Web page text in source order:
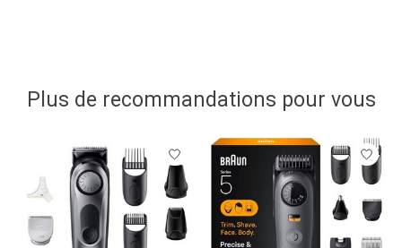
Plus de recommandations pour vous
Articles du carrousel de produits